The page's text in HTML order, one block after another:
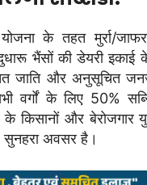
के तहत मुर्रा/
भैंसों की डेयरी इकाई
जाति और अनुसूचित
वर्गों के लिए 50%
के किसानों और
अवसर है।